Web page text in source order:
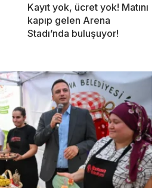
Kayıt yok, ücret yok! Matını
kapıp gelen Arena
Stadı’nda buluşuyor!